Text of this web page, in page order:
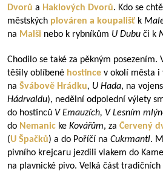
Dvorů a Haklových Dvorů. Kdo se
městských plováren a koupališť k
na Malši nebo k rybníkům U Dubu či k
Chodilo se také za pěkným posezením.
těšily oblíbené hostince v okolí města i
na Švábově Hrádku, U Hada, na
Hádrvaldu), nedělní odpolední výlety
do hostinců V Emauzích, V Lesním
do Nemanic ke Kovářům, za Červený
(U Špačků) a do Poříčí na Cukrmantl.
pivního krejcaru jezdili vlakem do
na plavnické pivo. Velká část